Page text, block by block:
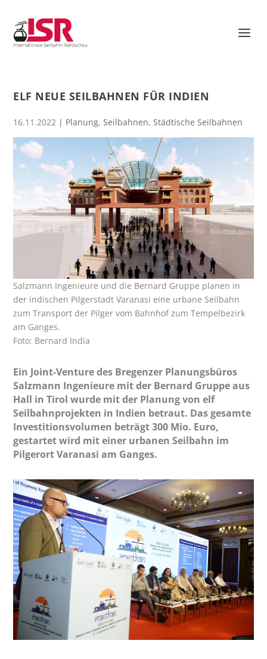
ELF NEUE SEILBAHNEN FÜR INDIEN
16.11.2022 | Planung,Seilbahnen,Städtische Seilbahnen
Salzmann Ingenieure und die Bernard Gruppe planen in
der indischen Pilgerstadt Varanasi eine urbane Seilbahn
zum Transport der Pilger vom Bahnhof zum Tempelbezirk
am Ganges.
Foto: Bernard India
Ein Joint-Venture des Bregenzer Planungsbüros
Salzmann Ingenieure mit der Bernard Gruppe aus
Hall in Tirol wurde mit der Planung von elf
Seilbahnprojekten in Indien betraut. Das gesamte
Investitionsvolumen beträgt 300 Mio. Euro,
gestartet wird mit einer urbanen Seilbahn im
Pilgerort Varanasi am Ganges.